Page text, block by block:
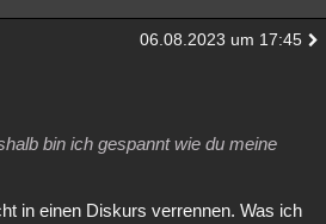
06.08.2023 um 17:45
bin ich gespannt wie du meine
in einen Diskurs verrennen. Was ich